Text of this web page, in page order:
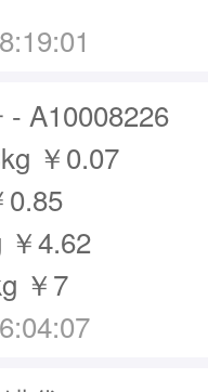
A10008226
￥0.07
0.85
￥4.62
￥7